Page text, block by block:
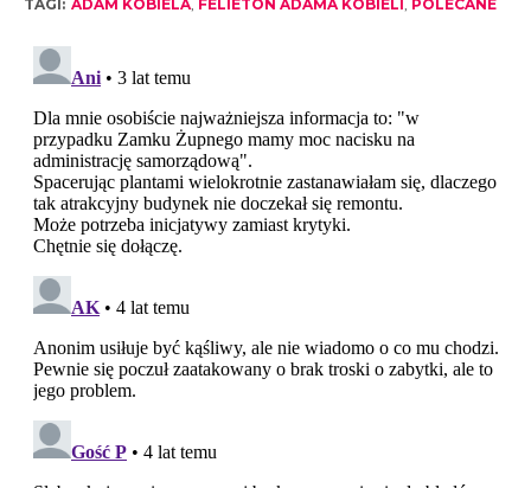
TAGI: ADAM KOBIELA, FELIETON ADAMA KOBIELI , POLECANE